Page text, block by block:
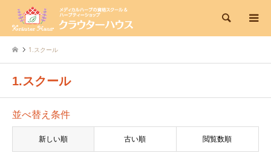
検索
1.スクール
1.スクール
並べ替え条件
新しい順 古い順 閲覧数順